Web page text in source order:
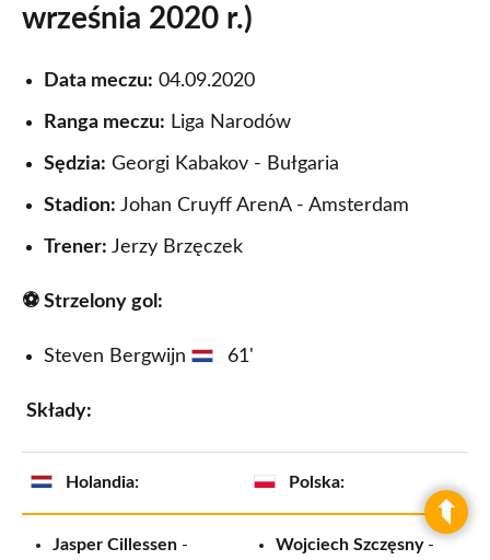
września 2020 r.)
Data meczu: 04.09.2020
Ranga meczu: Liga Narodów
Sędzia: Georgi Kabakov - Bułgaria
Stadion: Johan Cruyff ArenA - Amsterdam
Trener: Jerzy Brzęczek
⚽ Strzelony gol:
Steven Bergwijn 61'
Składy:
Holandia: Polska:
Jasper Cillessen - Wojciech Szczęsny-